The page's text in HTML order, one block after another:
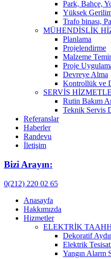
Park, Bahçe,
Yüksek Gerilim
Trafo binası,
MÜHENDİSLİK
Planlama
Projelendirme
Malzeme
Proje
Devreye Alma
Kontrollük ve
SERVİS
Rutin Bakım
Teknik Servis
Referanslar
Haberler
Randevu
İletişim
Bizi Arayın:
0(212) 220 02 65
Anasayfa
Hakkımızda
Hizmetler
ELEKTRİK
Dekoratif
Elektrik
Yangın Alarm